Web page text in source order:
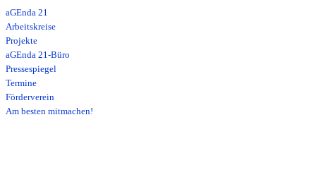
aGEnda 21
Arbeitskreise
Projekte
aGEnda 21-Büro
Pressespiegel
Termine
Förderverein
Am besten mitmachen!